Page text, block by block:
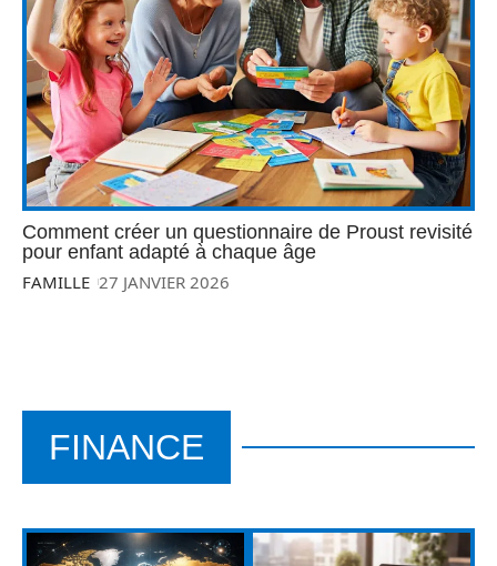
Comment créer un questionnaire de Proust revisité
pour enfant adapté à chaque âge
FAMILLE 27 JANVIER 2026
FINANCE